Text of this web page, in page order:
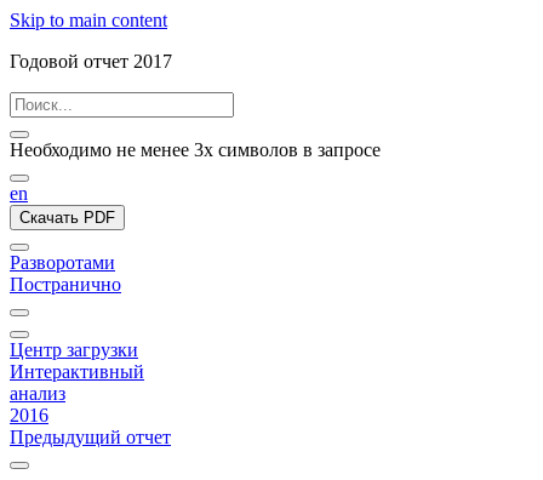
Skip to main content
Годовой отчет 2017
Необходимо не менее 3х символов в запросе
en
Скачать PDF
Разворотами
Постранично
Центр загрузки
Интерактивный
анализ
2016
Предыдущий отчет